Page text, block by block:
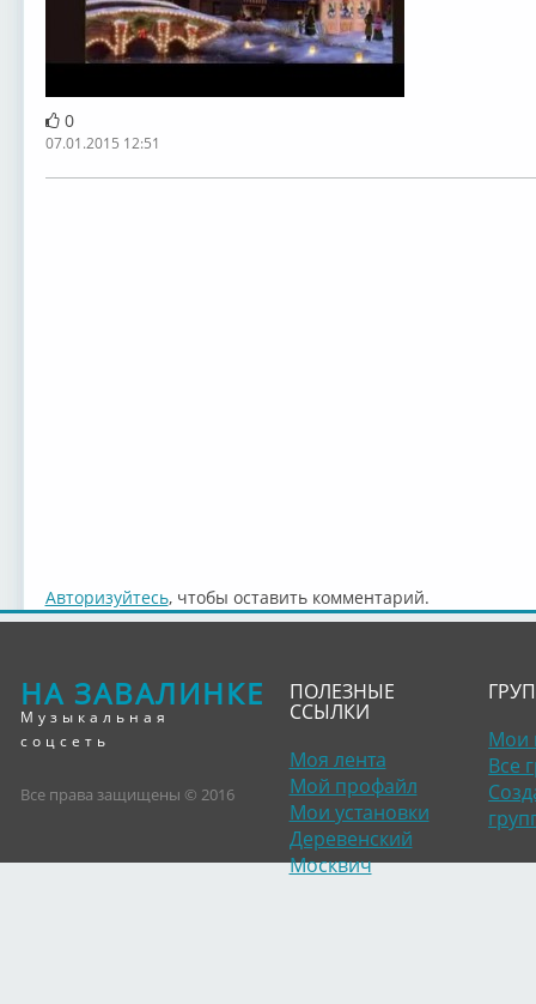
0
07.01.2015 12:51
Авторизуйтесь, чтобы оставить комментарий.
НА ЗАВАЛИНКЕ
Музыкальная
соцсеть
Все права защищены © 2016
ПОЛЕЗНЫЕ
ССЫЛКИ
Моя лента
Мой профайл
Мои установки
Деревенский
Москвич
Мои
Все